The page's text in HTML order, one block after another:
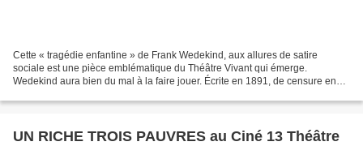
Cette « tragédie enfantine » de Frank Wedekind, aux allures de satire
sociale est une pièce emblématique du Théâtre Vivant qui émerge.
Wedekind aura bien du mal à la faire jouer. Écrite en 1891, de censure en
UN RICHE TROIS PAUVRES au Ciné 13 Théâtre